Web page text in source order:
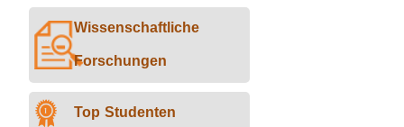
Wissenschaftliche
Forschungen
Top Studenten